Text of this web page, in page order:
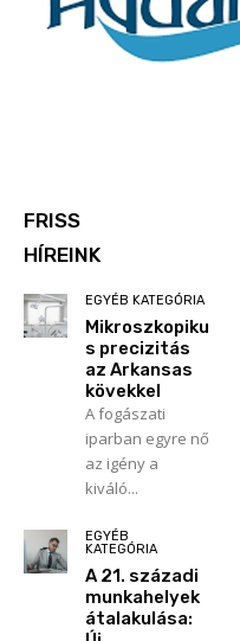
FRISS
HÍREINK
EGYÉB KATEGÓRIA
Mikroszkopiku
s precizitás
az Arkansas
kövekkel
A fogászati
iparban egyre nő
az igény a
kiváló...
EGYÉB
KATEGÓRIA
A 21. századi
munkahelyek
átalakulása: